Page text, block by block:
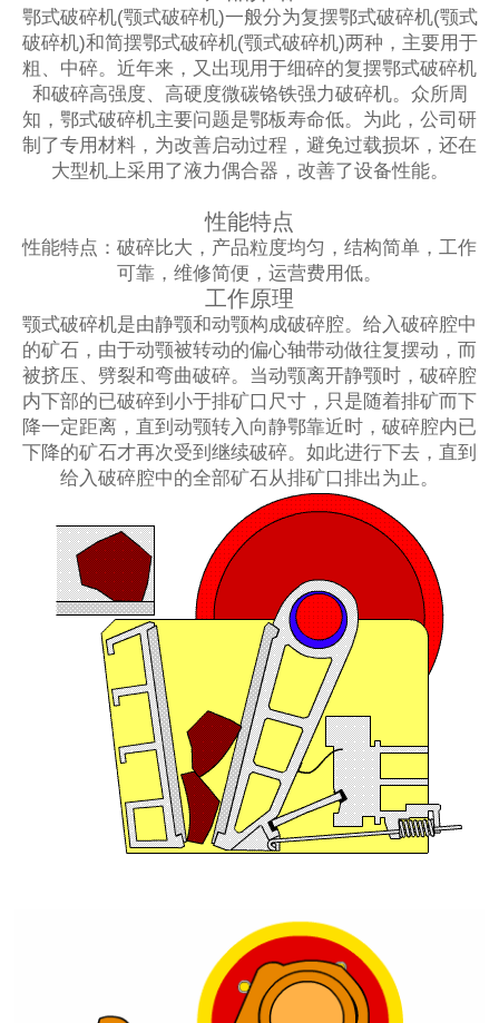
鄂式破碎机(颚式破碎机)一般分为复摆鄂式破碎机(颚式
破碎机)和简摆鄂式破碎机(颚式破碎机)两种，主要用于
粗、中碎。近年来，又出现用于细碎的复摆鄂式破碎机
和破碎高强度、高硬度微碳铬铁强力破碎机。众所周
知，鄂式破碎机主要问题是鄂板寿命低。为此，公司研
制了专用材料，为改善启动过程，避免过载损坏，还在
大型机上采用了液力偶合器，改善了设备性能。
性能特点
性能特点：破碎比大，产品粒度均匀，结构简单，工作
可靠，维修简便，运营费用低。
工作原理
颚式破碎机是由静颚和动颚构成破碎腔。给入破碎腔中
的矿石，由于动颚被转动的偏心轴带动做往复摆动，而
被挤压、劈裂和弯曲破碎。当动颚离开静颚时，破碎腔
内下部的已破碎到小于排矿口尺寸，只是随着排矿而下
降一定距离，直到动颚转入向静鄂靠近时，破碎腔内已
下降的矿石才再次受到继续破碎。如此进行下去，直到
给入破碎腔中的全部矿石从排矿口排出为止。